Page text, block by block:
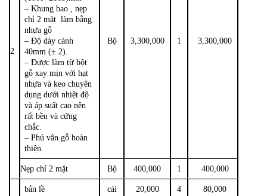
2
– Khung bao , nẹp
chỉ 2 mặt làm bằng
nhựa gỗ
– Độ dày cánh
40mm (± 2).
– Được làm từ bột
gỗ xay mịn với hạt
nhựa và keo chuyên
dụng dưới nhiệt độ
và áp suất cao nên
rất bền và cứng
chắc.
– Phủ vân gỗ hoàn
thiện.
Bộ 3,300,000 1 3,300,000
Nẹp chỉ 2 mặt Bộ 400,000 1 400,000
bản lề cái 20,000 4 80,000